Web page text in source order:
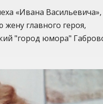
«Ивана Васильевича»,
главного героя,
"город юмора"